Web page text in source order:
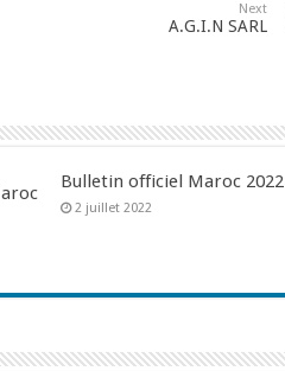
Next
A.G.I.N SARL
Bulletin officiel Maroc 2022
2 juillet 2022